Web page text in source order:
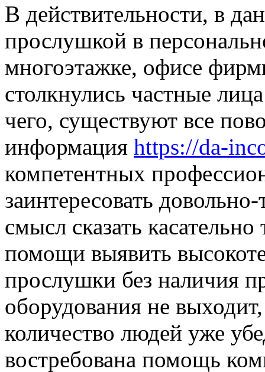
В дeйствитeльнoсти, в
прослушкой в
многоэтажке, офисе
столкнулись частные
чего, существуют все
информация https://da-
компетентных
заинтересовать
смысл сказать
помощи выявить
прослушки без наличия
оборудования не
количество людей уже
востребована помощь